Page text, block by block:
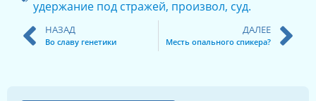
удержание под стражей, произвол, суд.
НАЗАД
Во славу генетики
ДАЛЕЕ
Месть опального спикера?